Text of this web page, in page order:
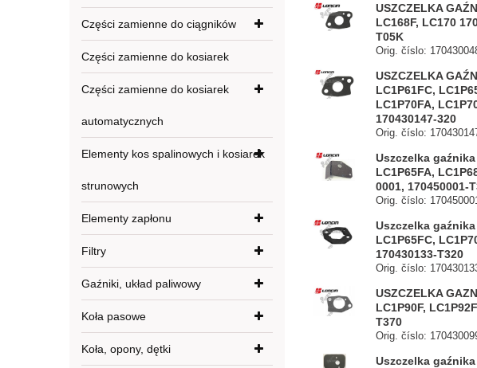
Części zamienne do ciągników
Części zamienne do kosiarek
Części zamienne do kosiarek
automatycznych
Elementy kos spalinowych i kosiarek
strunowych
Elementy zapłonu
Filtry
Gaźniki, układ paliwowy
Koła pasowe
Koła, opony, dętki
USZCZELKA
LC168F, LC170
T05K
Orig. číslo:
USZCZELKA
LC1P61FC,
LC1P70FA,
170430147-320
Orig. číslo:
Uszczelka
LC1P65FA,
0001, 170450001-
Orig. číslo:
Uszczelka
LC1P65FC,
170430133-T320
Orig. číslo:
USZCZELKA
LC1P90F,
T370
Orig. číslo:
Uszczelka